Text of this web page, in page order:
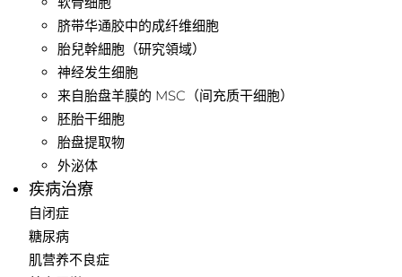
脐带华通胶中的成纤维细胞
胎兒幹細胞（研究領域）
神经发生细胞
来自胎盘羊膜的 MSC（间充质干细胞）
胚胎干细胞
胎盘提取物
外泌体
疾病治療
自闭症
糖尿病
肌营养不良症